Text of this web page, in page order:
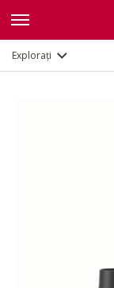
Explorați